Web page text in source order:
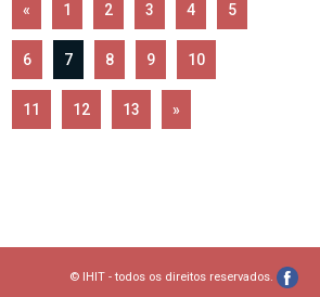
« 1 2 3 4 5
6 7 8 9 10
11 12 13 »
© IHIT - todos os direitos reservados.